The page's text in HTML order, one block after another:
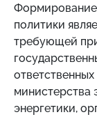
политики
требующей
министерства
энергетики,